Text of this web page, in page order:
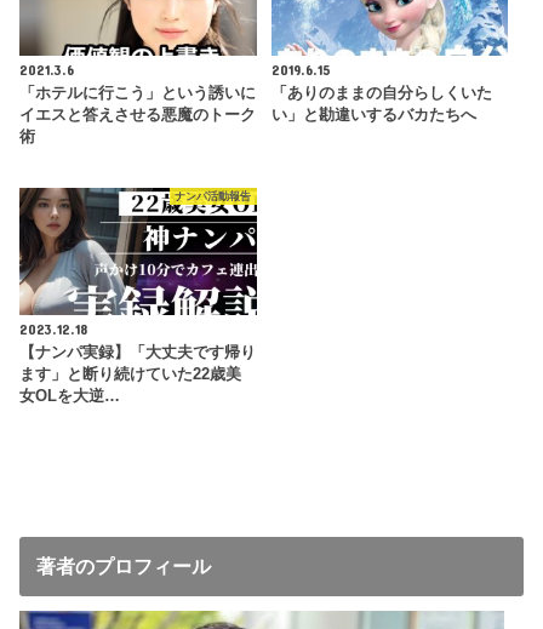
2021.3.6
「ホテルに行こう」という誘いに
イエスと答えさせる悪魔のトーク
術
2019.6.15
「ありのままの自分らしくいた
い」と勘違いするバカたちへ
ナンパ活動報告
2023.12.18
【ナンパ実録】「大丈夫です帰り
ます」と断り続けていた22歳美
女OLを大逆…
著者のプロフィール